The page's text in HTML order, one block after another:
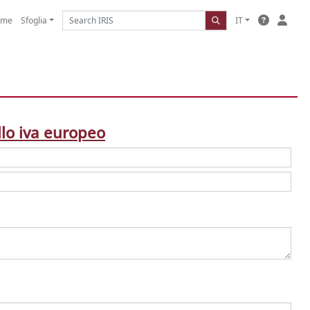
Sfoglia IT
iva europeo